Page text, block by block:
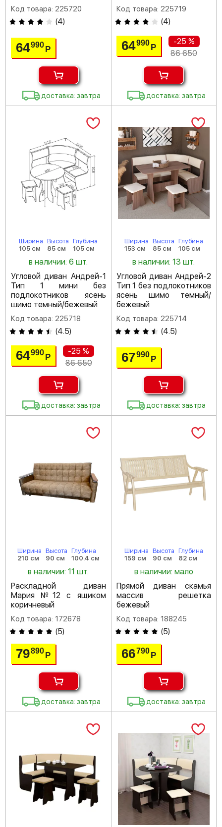
Код товара: 225720
(4)
64990Р
доставка: завтра
Код товара: 225719
(4)
64990 Р
-25 %
86 650
доставка: завтра
Ширина
105 см
Высота
85 см
Глубина
105 см
в наличии: 6 шт.
Угловой диван Андрей-1
Тип 1 мини без
подлокотников ясень
шимо темный/бежевый
Код товара: 225718
(4.5)
64990Р
-25 %
86 650
доставка: завтра
Ширина
153 см
Высота
85 см
Глубина
105 см
в наличии: 13 шт.
Угловой диван Андрей-2
Тип 1 без подлокотников
ясень шимо темный/
бежевый
Код товара: 225714
(4.5)
67990 Р
доставка: завтра
Ширина
210 см
Высота
90 см
Глубина
100.4 см
в наличии: 11 шт.
Раскладной диван
Мария №12 с ящиком
коричневый
Код товара: 172678
(5)
79890Р
доставка: завтра
Ширина
159 см
Высота
90 см
Глубина
82 см
в наличии: мало
Прямой диван скамья
массив решетка
бежевый
Код товара: 188245
(5)
66790 Р
доставка: завтра